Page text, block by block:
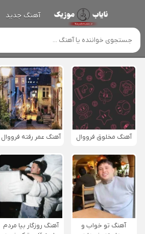
آهنگ جدید
آهنگ مخلوق فرووال آهنگ عمر رفته فرووال
آهنگ تو خواب و
آهنگ روزگار بیا مردم